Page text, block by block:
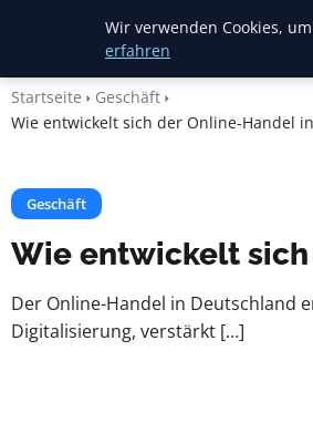
Heide Rundum
Startseite
Geschäft
Wie entwickelt sich der Online-Handel
Geschäft
Wie entwickelt
Der Online-Handel in Deutschland
Digitalisierung, verstärkt […]
Wir verwenden Cookies,
erfahren